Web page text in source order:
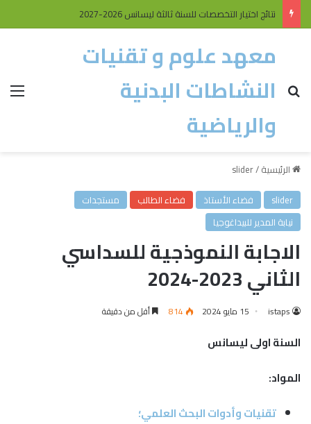
نتائج اختيار التخصصات للسنة ثالثة ليسانس 2026-2027
معهد علوم و تقنيات
النشاطات البدنية
والرياضية
الرئيسية/
slider
slider
فضاء الأستاذ فضاء الطالب
مستجدات
نيابة المدير للبيداغوجيا
الاجابة النموذجية للسداسي
الثاني 2023-2024
istaps 15 مايو 2024 814 أقل من دقيقة
السنة اولى ليسانس
المواد:
تقنيات وأدوات البحث العلمي؛